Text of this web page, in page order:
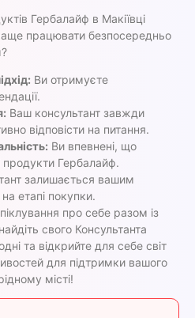
Гербалайф в Макіївці
працювати безпосередньо
Ви отримуєте
Ваш консультант завжди
відповісти на питання.
Ви впевнені, що
Гербалайф.
залишається вашим
етапі покупки.
про себе разом із
свого Консультанта
та відкрийте для себе світ
для підтримки вашого
місті!